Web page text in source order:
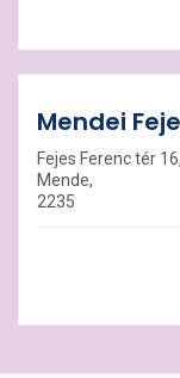
Mendei
Fejes Ferenc tér 16,
Mende,
2235